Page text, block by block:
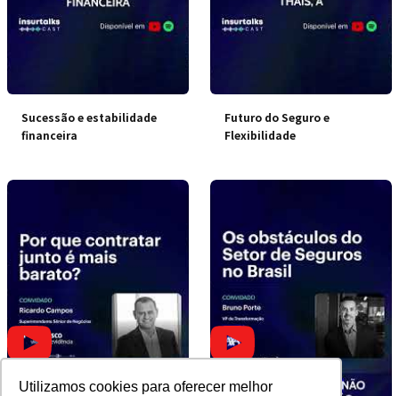
Utilizamos cookies para oferecer melhor
Sucessão e estabilidade
financeira
Futuro do Seguro e
Flexibilidade